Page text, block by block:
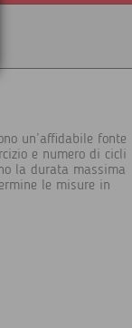
un’affidabile fonte
e numero di cicli
la durata massima
le misure in